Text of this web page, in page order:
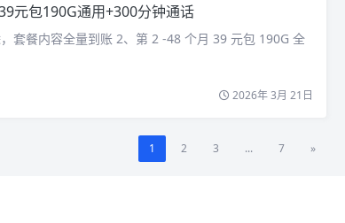
元包190G通用+300分钟通话
套餐内容全量到账 2、第 2 -48 个月 39 元包 190G 全
2026年 3月 21日
1 2 3 ... 7 »